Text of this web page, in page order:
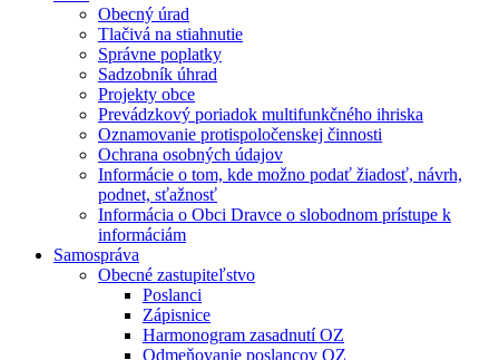
Obecný úrad
Tlačivá na stiahnutie
Správne poplatky
Sadzobník úhrad
Projekty obce
Prevádzkový poriadok multifunkčného ihriska
Oznamovanie protispoločenskej činnosti
Ochrana osobných údajov
Informácie o tom, kde možno podať žiadosť, návrh,
podnet, sťažnosť
Informácia o Obci Dravce o slobodnom prístupe k
informáciám
Samospráva
Obecné zastupiteľstvo
Poslanci
Zápisnice
Harmonogram zasadnutí OZ
Odmeňovanie poslancov OZ